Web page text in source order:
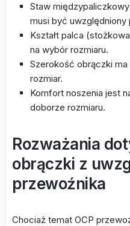
Staw
musi być uwzględniony
Kształt palca
na wybór rozmiaru.
Szerokość obrączki
rozmiar.
Komfort noszenia jest
doborze rozmiaru.
Rozważania
obrączki z
przewoźnika
Chociaż temat OCP